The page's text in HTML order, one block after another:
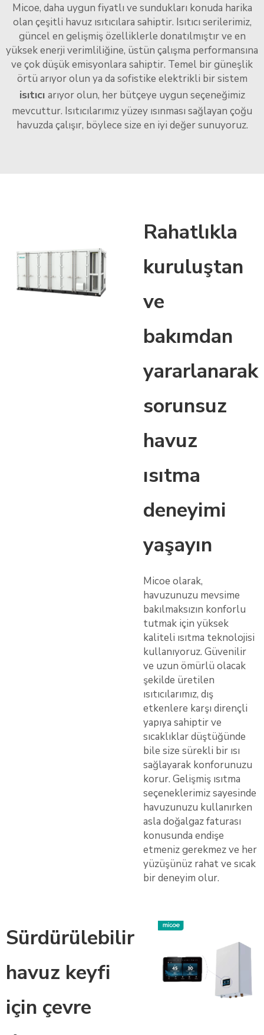
Micoe, daha uygun fiyatlı ve sundukları konuda harika
olan çeşitli havuz ısıtıcılara sahiptir. Isıtıcı serilerimiz,
güncel en gelişmiş özelliklerle donatılmıştır ve en
yüksek enerji verimliliğine, üstün çalışma performansına
ve çok düşük emisyonlara sahiptir. Temel bir güneşlik
örtü arıyor olun ya da sofistike elektrikli bir sistem
isıtıcı arıyor olun, her bütçeye uygun seçeneğimiz
mevcuttur. Isıtıcılarımız yüzey ısınması sağlayan çoğu
havuzda çalışır, böylece size en iyi değer sunuyoruz.
Rahatlıkla
kuruluştan
ve
bakımdan
yararlanarak
sorunsuz
havuz
ısıtma
deneyimi
yaşayın
Micoe olarak,
havuzunuzu mevsime
bakılmaksızın konforlu
tutmak için yüksek
kaliteli ısıtma teknolojisi
kullanıyoruz. Güvenilir
ve uzun ömürlü olacak
şekilde üretilen
ısıtıcılarımız, dış
etkenlere karşı dirençli
yapıya sahiptir ve
sıcaklıklar düştüğünde
bile size sürekli bir ısı
sağlayarak konforunuzu
korur. Gelişmiş ısıtma
seçeneklerimiz sayesinde
havuzunuzu kullanırken
asla doğalgaz faturası
konusunda endişe
etmeniz gerekmez ve her
yüzüşünüz rahat ve sıcak
bir deneyim olur.
Sürdürülebilir
havuz keyfi
için çevre